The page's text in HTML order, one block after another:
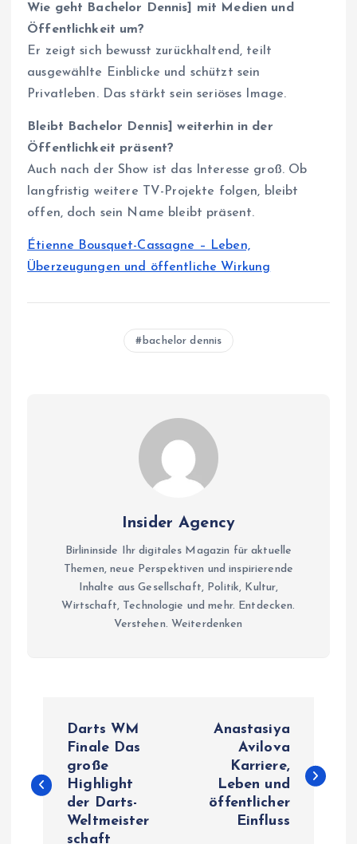
Wie geht Bachelor Dennis] mit Medien und
Öffentlichkeit um?
Er zeigt sich bewusst zurückhaltend, teilt
ausgewählte Einblicke und schützt sein
Privatleben. Das stärkt sein seriöses Image.
Bleibt Bachelor Dennis] weiterhin in der
Öffentlichkeit präsent?
Auch nach der Show ist das Interesse groß. Ob
langfristig weitere TV-Projekte folgen, bleibt
offen, doch sein Name bleibt präsent.
Étienne Bousquet-Cassagne – Leben,
Überzeugungen und öffentliche Wirkung
bachelor dennis
Insider Agency
Birlininside Ihr digitales Magazin für aktuelle
Themen, neue Perspektiven und inspirierende
Inhalte aus Gesellschaft, Politik, Kultur,
Wirtschaft, Technologie und mehr. Entdecken.
Verstehen. Weiterdenken
s
Darts WM
Finale Das
große
Highlight
der Darts-
Weltmeister
schaft
Anastasiya
Avilova
Karriere,
Leben und
öffentlicher
Einfluss